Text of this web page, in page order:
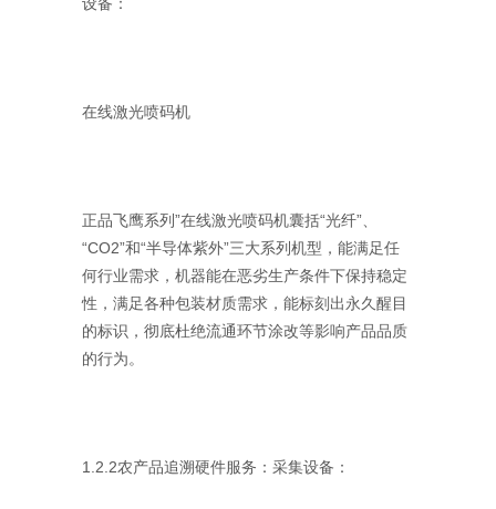
在线激光喷码机
正品飞鹰系列”在线激光喷码机囊括“光纤”、
“CO2”和“半导体紫外”三大系列机型，能满足任
何行业需求，机器能在恶劣生产条件下保持稳定
性，满足各种包装材质需求，能标刻出永久醒目
的标识，彻底杜绝流通环节涂改等影响产品品质
的行为。
1.2.2农产品追溯硬件服务：采集设备：